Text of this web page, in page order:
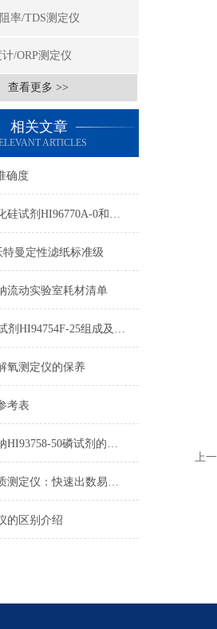
率/TDS测定仪
/ORP测定仪
查看更多 >>
相关文章
ARTICLES
确度
哈钠二氧化硅试剂HI96770A-0和HI96770B-0使用方法
特曼定性滤纸标准级
流动实验室耗材清单
哈钠COD试剂HI94754F-25组成及测量范围
氧测定仪的保养
考表
意大利哈纳HI93758-50磷试剂的区别
多参数水质测定仪：快速出数易携带，助力野外水样即时分析
的区别介绍
上